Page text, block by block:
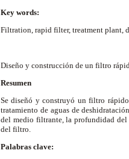
Key words:
Filtration, rapid filter, treatment plant,
Diseño y construcción de un filtro
Resumen
Se diseñó y construyó un filtro
tratamiento de aguas de
del medio filtrante, la profundidad
del filtro.
Palabras clave: